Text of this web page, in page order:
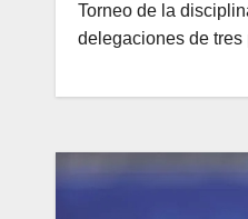
Torneo de la
delegaciones de